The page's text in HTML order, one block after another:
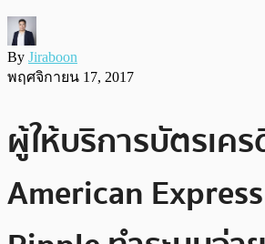
By Jiraboon
พฤศจิกายน 17, 2017
ผู้ให้บริการบัตรเค
American